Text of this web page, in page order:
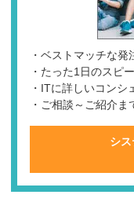
・ベストマッチな発
・たった1日のスピ
・ITに詳しいコンシ
・ご相談～ご紹介ま
シ